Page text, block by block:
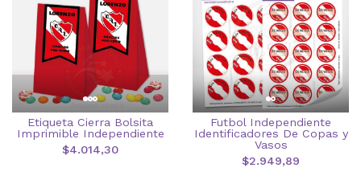
Etiqueta Cierra Bolsita
Imprimible Independiente
$4.014,30
Futbol Independiente
Identificadores De Copas y
Vasos
$2.949,89